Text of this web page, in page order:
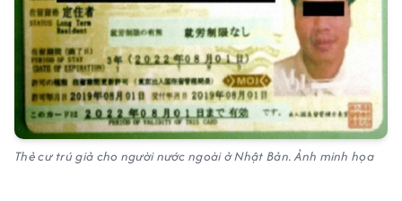
Thẻ cư trú giả cho người nước ngoài ở Nhật Bản. Ảnh minh họa